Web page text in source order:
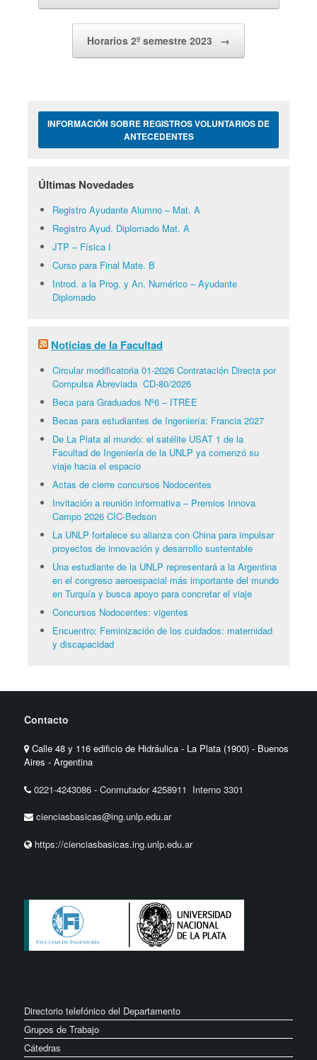
Horarios 2º semestre 2023 →
INFORMACIÓN SOBRE REGISTROS VOLUNTARIOS DE
ANTECEDENTES
Últimas Novedades
Registro Ayudante Alumno – Mat. A
Registro Ayud. Diplomado Mat. A
JTP – Física I
Curso para Final Mate. B
Introd. a la Prog. y An. Numérico – Ayudante
Diplomado
Noticias de la Facultad
Circular modificatoria 01-2026 Contratación Directa por
Compulsa Abreviada CD-80/2026
Beca para Graduados Nº6 – ITREE
Becas para estudiantes de Ingeniería: Francia 2027
De La Plata al mundo: el satélite USAT 1 de la
Facultad de Ingeniería de la UNLP ya comenzó su
viaje hacia el espacio
Actas de cierre concursos Nodocentes
Invitación a reunión informativa – Premios Innova
Campo 2026 CIC-Bedson
La UNLP fortalece su alianza con China para impulsar
proyectos de innovación y desarrollo sustentable
Una estudiante de la UNLP representará a la Argentina
en el congreso aeroespacial más importante del mundo
en Turquía y busca apoyo para concretar el viaje
Concursos Nodocentes: vigentes
Encuentro: Feminización de los cuidados: maternidad
y discapacidad
Contacto
Calle 48 y 116 edificio de Hidráulica - La Plata (1900) - Buenos
Aires - Argentina
0221-4243086 -Conmutador 4258911 Interno 3301
cienciasbasicas@ing.unlp.edu.ar
https://cienciasbasicas.ing.unlp.edu.ar
Directorio telefónico del Departamento
Grupos de Trabajo
Cátedras